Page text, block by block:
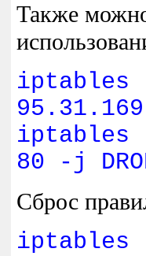
Также
iptables
iptables
80 -j
Сброс
iptables